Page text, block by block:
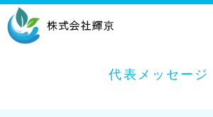
代表メッセージ